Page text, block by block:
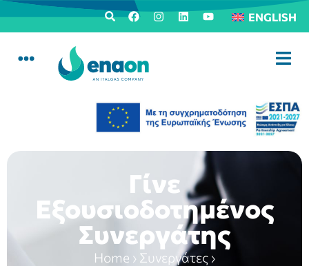
ENGLISH
Γίνε
Εξουσιοδοτημένος
Συνεργάτης
Home › Συνεργάτες ›